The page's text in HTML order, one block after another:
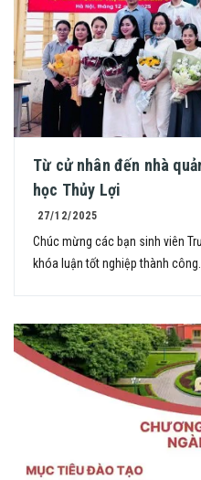
Từ cử nhân đến nhà
học Thủy Lợi
27/12/2025
Chúc mừng các bạn sinh viên
khóa luận tốt nghiệp thành